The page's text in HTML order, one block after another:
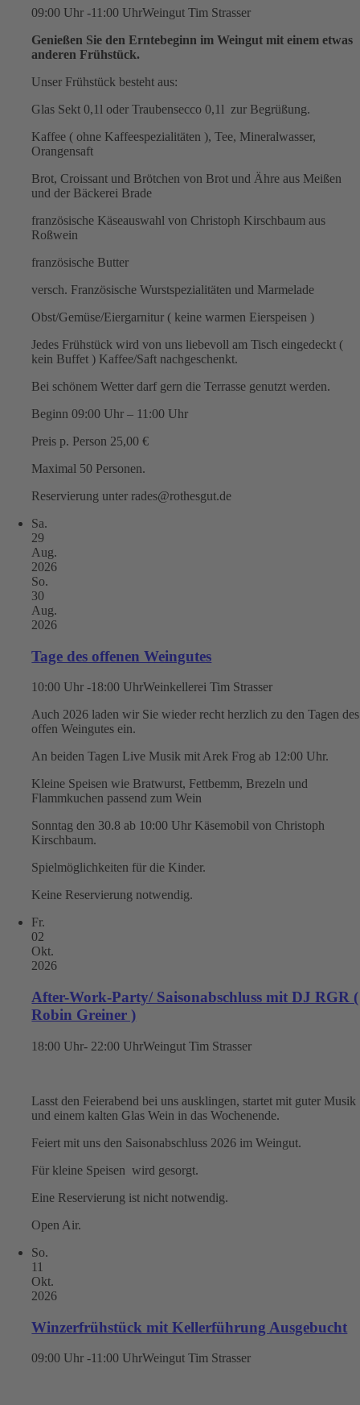
09:00 Uhr -11:00 UhrWeingut Tim Strasser
Genießen Sie den Erntebeginn im Weingut mit einem etwas
anderen Frühstück.
Unser Frühstück besteht aus:
Glas Sekt 0,1l oder Traubensecco 0,1l zur Begrüßung.
Kaffee ( ohne Kaffeespezialitäten ), Tee, Mineralwasser,
Orangensaft
Brot, Croissant und Brötchen von Brot und Ähre aus Meißen
und der Bäckerei Brade
französische Käseauswahl von Christoph Kirschbaum aus
Roßwein
französische Butter
versch. Französische Wurstspezialitäten und Marmelade
Obst/Gemüse/Eiergarnitur ( keine warmen Eierspeisen )
Jedes Frühstück wird von uns liebevoll am Tisch eingedeckt (
kein Buffet ) Kaffee/Saft nachgeschenkt.
Bei schönem Wetter darf gern die Terrasse genutzt werden.
Beginn 09:00 Uhr – 11:00 Uhr
Preis p. Person 25,00 €
Maximal 50 Personen.
Reservierung unter rades@rothesgut.de
Sa.
29
Aug.
2026
So.
30
Aug.
2026
Tage des offenen Weingutes
10:00 Uhr -18:00 UhrWeinkellerei Tim Strasser
Auch 2026 laden wir Sie wieder recht herzlich zu den Tagen des
offen Weingutes ein.
An beiden Tagen Live Musik mit Arek Frog ab 12:00 Uhr.
Kleine Speisen wie Bratwurst, Fettbemm, Brezeln und
Flammkuchen passend zum Wein
Sonntag den 30.8 ab 10:00 Uhr Käsemobil von Christoph
Kirschbaum.
Spielmöglichkeiten für die Kinder.
Keine Reservierung notwendig.
Fr.
02
Okt.
2026
After-Work-Party/ Saisonabschluss mit DJ RGR (
Robin Greiner )
18:00 Uhr- 22:00 UhrWeingut Tim Strasser
Lasst den Feierabend bei uns ausklingen, startet mit guter Musik
und einem kalten Glas Wein in das Wochenende.
Feiert mit uns den Saisonabschluss 2026 im Weingut.
Für kleine Speisen wird gesorgt.
Eine Reservierung ist nicht notwendig.
Open Air.
So.
11
Okt.
2026
Winzerfrühstück mit Kellerführung Ausgebucht
09:00 Uhr -11:00 UhrWeingut Tim Strasser